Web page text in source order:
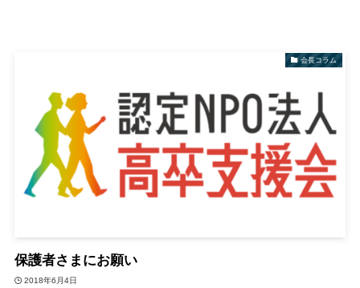
会長コラム
保護者さまにお願い
2018年6月4日